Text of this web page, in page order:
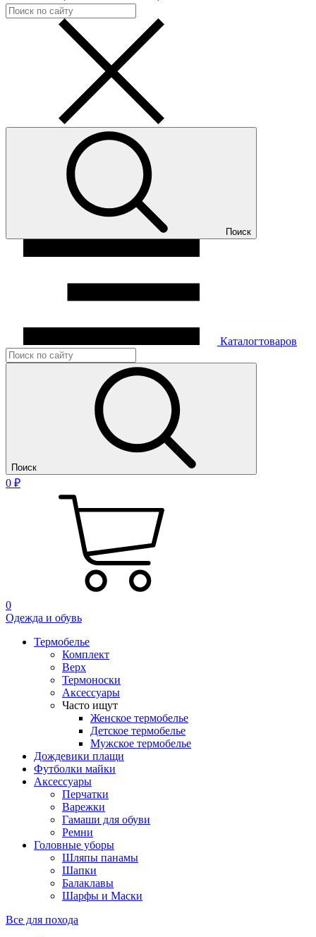
Поиск
Каталогтоваров
Поиск
0 ₽
0
Одежда и обувь
Термобелье
Комплект
Верх
Термоноски
Аксессуары
Часто ищут
Женское термобелье
Детское термобелье
Мужское термобелье
Дождевики плащи
Футболки майки
Аксессуары
Перчатки
Варежки
Гамаши для обуви
Ремни
Головные уборы
Шляпы панамы
Шапки
Балаклавы
Шарфы и Маски
Все для похода